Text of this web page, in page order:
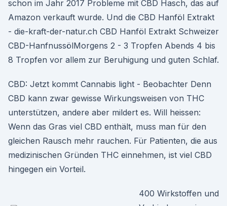
schon im Jahr 2017 Probleme mit CBD Hasch, das auf
Amazon verkauft wurde. Und die CBD Hanföl Extrakt
- die-kraft-der-natur.ch CBD Hanföl Extrakt Schweizer
CBD-HanfnussölMorgens 2 - 3 Tropfen Abends 4 bis
8 Tropfen vor allem zur Beruhigung und guten Schlaf.
CBD: Jetzt kommt Cannabis light - Beobachter Denn
CBD kann zwar gewisse Wirkungsweisen von THC
unterstützen, andere aber mildert es. Will heissen:
Wenn das Gras viel CBD enthält, muss man für den
gleichen Rausch mehr rauchen. Für Patienten, die aus
medizinischen Gründen THC einnehmen, ist viel CBD
hingegen ein Vorteil.
400 Wirkstoffen und